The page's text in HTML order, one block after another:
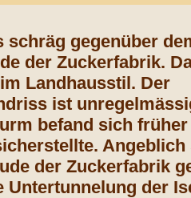
schräg gegenüber
der Zuckerfabrik.
Landhausstil. Der
ist
befand sich früher
Angeblich
der Zuckerfabrik
Untertunnelung der